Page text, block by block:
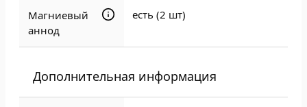
Магниевый
аннод
есть (2 шт)
Дополнительная информация